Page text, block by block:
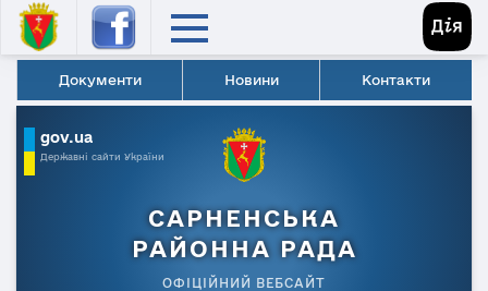
Документи Новини Контакти
gov.ua
Державні сайти України
САРНЕНСЬКА
РАЙОННА РАДА
ОФІЦІЙНИЙ ВЕБСАЙТ